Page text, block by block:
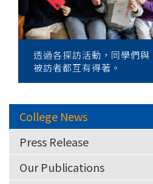
透過各探訪活動，同學們與
被訪者都互有得著。
College News
Press Release
Our Publications